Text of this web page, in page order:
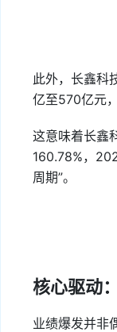
此外，长鑫科
亿至570亿元
这意味着长鑫
160.78%，
周期”。
核心驱动
业绩爆发并非